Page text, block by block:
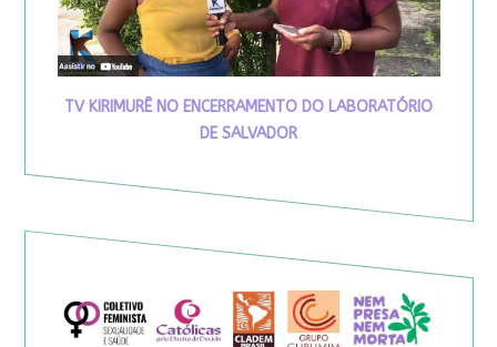
TV KIRIMURÊ NO ENCERRAMENTO DO LABORATÓRIO
DE SALVADOR